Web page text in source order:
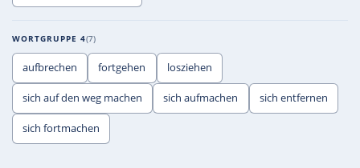
WORTGRUPPE 4 7
aufbrechen fortgehen losziehen
sich auf den weg machen sich aufmachen sich entfernen
sich fortmachen